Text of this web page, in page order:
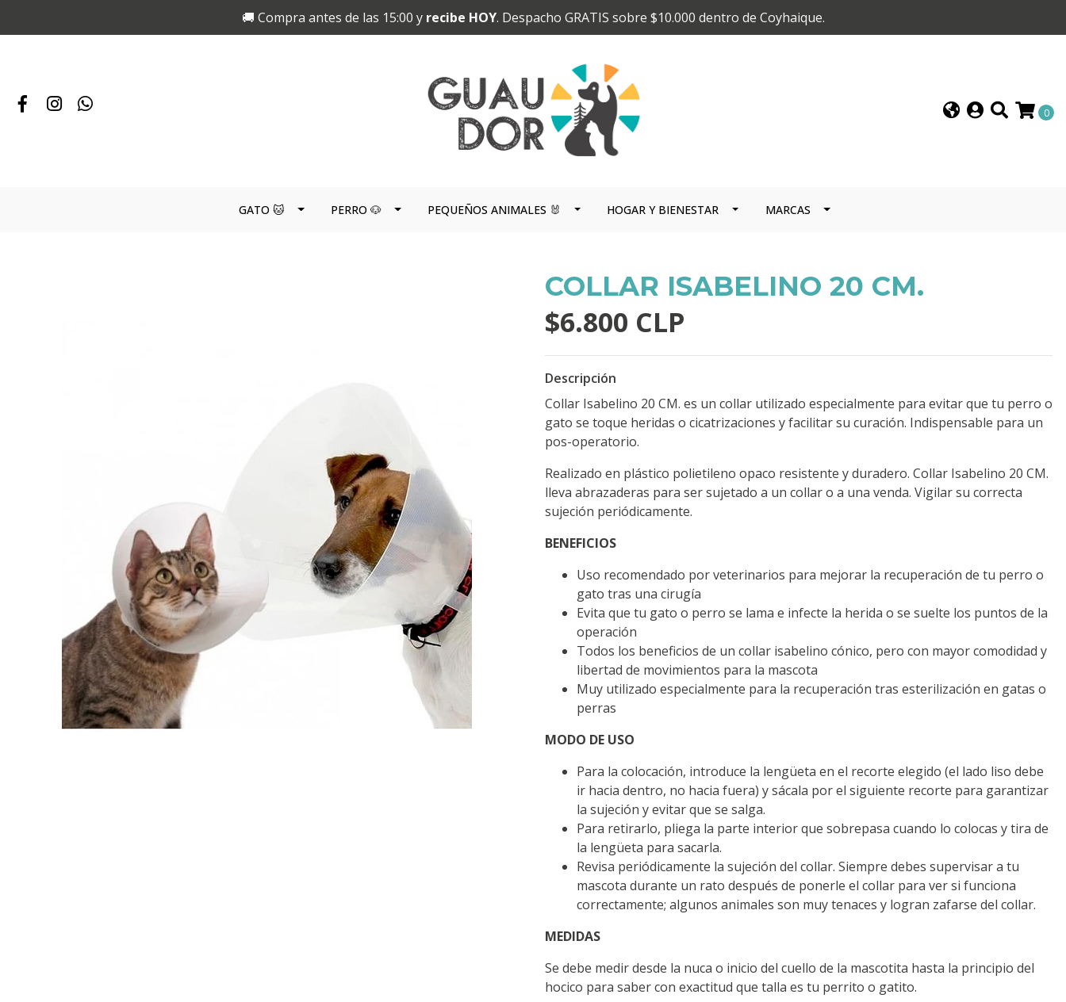
🚚 Compra antes de las 15:00 y recibe HOY. Despacho GRATIS sobre $10.000 dentro de Coyhaique.
0
GATO 🐱 PERRO 🐶 PEQUEÑOS ANIMALES 🐰 HOGAR Y BIENESTAR MARCAS
COLLAR ISABELINO 20 CM.
$6.800 CLP
Descripción
Collar Isabelino 20 CM. es un collar utilizado especialmente para evitar que tu perro o
gato se toque heridas o cicatrizaciones y facilitar su curación. Indispensable para un
pos-operatorio.
Realizado en plástico polietileno opaco resistente y duradero. Collar Isabelino 20 CM.
lleva abrazaderas para ser sujetado a un collar o a una venda. Vigilar su correcta
sujeción periódicamente.
BENEFICIOS
Uso recomendado por veterinarios para mejorar la recuperación de tu perro o
gato tras una cirugía
Evita que tu gato o perro se lama e infecte la herida o se suelte los puntos de la
operación
Todos los beneficios de un collar isabelino cónico, pero con mayor comodidad y
libertad de movimientos para la mascota
Muy utilizado especialmente para la recuperación tras esterilización en gatas o
perras
MODO DE USO
Para la colocación, introduce la lengüeta en el recorte elegido (el lado liso debe
ir hacia dentro, no hacia fuera) y sácala por el siguiente recorte para garantizar
la sujeción y evitar que se salga.
Para retirarlo, pliega la parte interior que sobrepasa cuando lo colocas y tira de
la lengüeta para sacarla.
Revisa periódicamente la sujeción del collar. Siempre debes supervisar a tu
mascota durante un rato después de ponerle el collar para ver si funciona
correctamente; algunos animales son muy tenaces y logran zafarse del collar.
MEDIDAS
Se debe medir desde la nuca o inicio del cuello de la mascotita hasta la principio del
hocico para saber con exactitud que talla es tu perrito o gatito.